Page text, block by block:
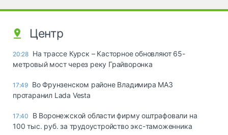
Центр
20:28 На трассе Курск – Касторное обновляют 65-
метровый мост через реку Грайворонка
17:49 Во Фрунзенском районе Владимира МАЗ
протаранил Lada Vesta
17:40
В Воронежской области фирму оштрафовали на
100 тыс. руб. за трудоустройство экс-таможенника